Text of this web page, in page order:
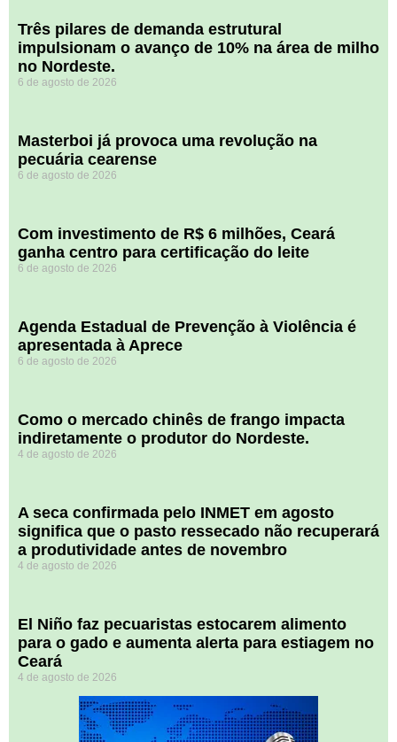
​Três pilares de demanda estrutural
impulsionam o avanço de 10% na área de milho
no Nordeste.
6 de agosto de 2026
Masterboi já provoca uma revolução na
pecuária cearense
6 de agosto de 2026
Com investimento de R$ 6 milhões, Ceará
ganha centro para certificação do leite
6 de agosto de 2026
Agenda Estadual de Prevenção à Violência é
apresentada à Aprece
6 de agosto de 2026
​Como o mercado chinês de frango impacta
indiretamente o produtor do Nordeste.
4 de agosto de 2026
A seca confirmada pelo INMET em agosto
significa que o pasto ressecado não recuperará
a produtividade antes de novembro
4 de agosto de 2026
El Niño faz pecuaristas estocarem alimento
para o gado e aumenta alerta para estiagem no
Ceará
4 de agosto de 2026